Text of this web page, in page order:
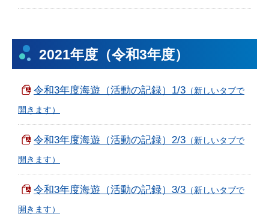
2021年度（令和3年度）
令和3年度海遊（活動の記録）1/3
令和3年度海遊（活動の記録）2/3
令和3年度海遊（活動の記録）3/3